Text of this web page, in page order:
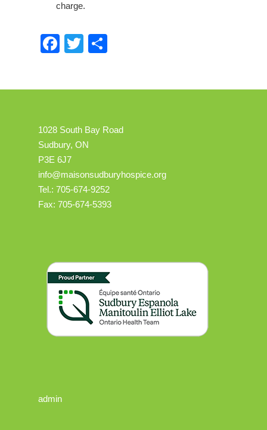
charge.
Facebook
Twitter
1028 South Bay Road
Sudbury, ON
P3E 6J7
info@maisonsudburyhospice.org
Tel.: 705-674-9252
Fax: 705-674-5393
admin